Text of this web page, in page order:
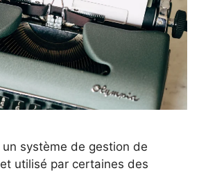
système de gestion de
utilisé par certaines des